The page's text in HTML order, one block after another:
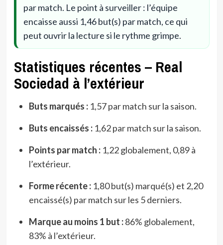
par match. Le point à surveiller : l’équipe
encaisse aussi 1,46 but(s) par match, ce qui
peut ouvrir la lecture si le rythme grimpe.
Statistiques récentes – Real
Sociedad à l’extérieur
Buts marqués :1,57 par match sur la saison.
Buts encaissés :1,62 par match sur la saison.
Points par match :1,22 globalement, 0,89 à
l’extérieur.
Forme récente :1,80 but(s) marqué(s) et 2,20
encaissé(s) par match sur les 5 derniers.
Marque au moins 1 but :86% globalement,
83% à l’extérieur.